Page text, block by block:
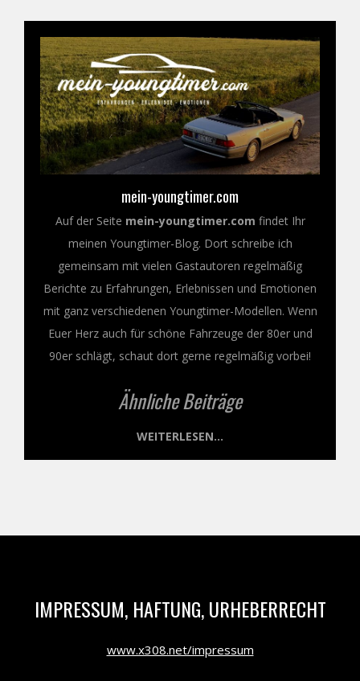
mein-youngtimer.com
Auf der Seite mein-youngtimer.com findet Ihr
meinen Youngtimer-Blog. Dort schreibe ich
gemeinsam mit vielen Gastautoren regelmäßig
Berichte zu Erfahrungen, Erlebnissen und Emotionen
mit ganz verschiedenen Youngtimer-Modellen. Wenn
Euer Herz auch für schöne Fahrzeuge der 80er und
90er schlägt, schaut dort gerne regelmäßig vorbei!
Ähnliche Beiträge
WEITERLESEN...
IMPRESSUM, HAFTUNG, URHEBERRECHT
www.x308.net/impressum